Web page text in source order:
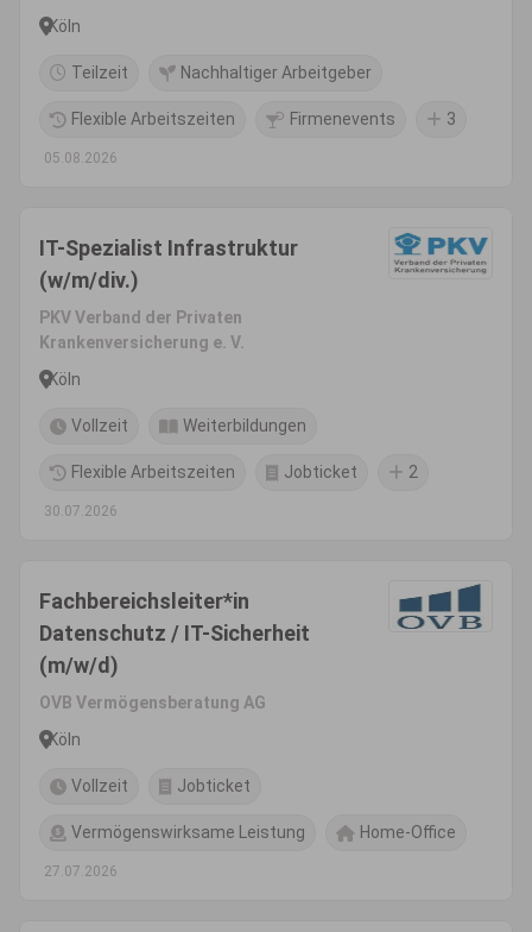
Köln
Teilzeit Nachhaltiger Arbeitgeber
Flexible Arbeitszeiten Firmenevents 3
05.08.2026
IT-Spezialist Infrastruktur
(w/m/div.)
PKV Verband der Privaten
Krankenversicherung e. V.
Köln
Vollzeit Weiterbildungen
Flexible Arbeitszeiten Jobticket 2
30.07.2026
Fachbereichsleiter*in
Datenschutz / IT-Sicherheit
(m/w/d)
OVB Vermögensberatung AG
Köln
Vollzeit Jobticket
Vermögenswirksame Leistung Home-Office
27.07.2026